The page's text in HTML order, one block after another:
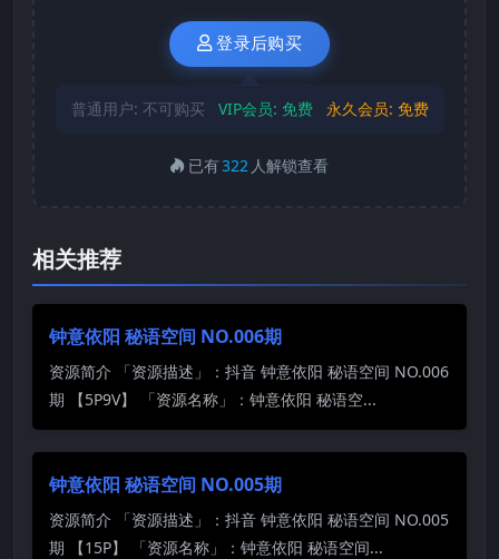
登录后购买
普通用户: 不可购买 VIP会员: 免费 永久会员: 免费
已有322 人解锁查看
相关推荐
钟意依阳 秘语空间 NO.006期
资源简介 「资源描述」：抖音 钟意依阳 秘语空间 NO.006
期 【5P9V】 「资源名称」：钟意依阳 秘语空...
钟意依阳 秘语空间 NO.005期
资源简介 「资源描述」：抖音 钟意依阳 秘语空间 NO.005
期 【15P】 「资源名称」：钟意依阳 秘语空间...